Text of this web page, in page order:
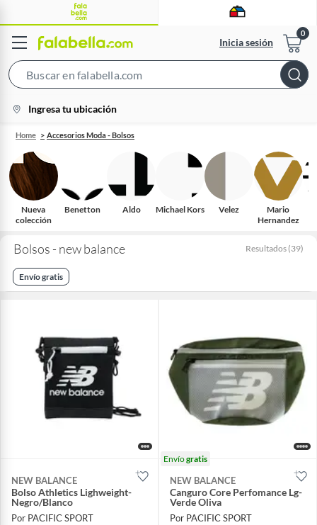
Inicia sesión
Bar
location-
icon
Ingresa tu ubicación
Home Accesorios Moda - Bolsos
Nueva
colección
Benetton Aldo Michael Kors Velez
Mario
Hernandez
Bolsos - new balance Resultados (39)
Envío gratis
NEW BALANCE
Bolso Athletics Lighweight-
Negro/Blanco
Por PACIFIC SPORT
Envíogratis
NEW BALANCE
Canguro Core Perfomance Lg-
Verde Oliva
Por PACIFIC SPORT